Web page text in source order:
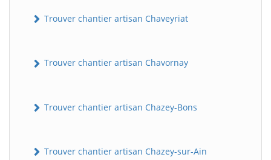
Trouver chantier artisan Chaveyriat
Trouver chantier artisan Chavornay
Trouver chantier artisan Chazey-Bons
Trouver chantier artisan Chazey-sur-Ain